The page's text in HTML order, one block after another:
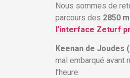
Nous sommes de
parcours des 2850
l’interface Zeturf
Keenan de Joudes
mal embarqué avant
l’heure.